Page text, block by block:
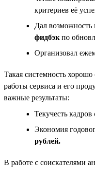
критериев её
Дал возможность
фидбэк по
Организовал
Такая системность хорошо
работы сервиса и его
важные результаты:
Текучесть кадров
Экономия
рублей.
В работе с соискателями